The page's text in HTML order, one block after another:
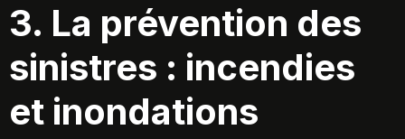
3. La prévention des
sinistres : incendies
et inondations